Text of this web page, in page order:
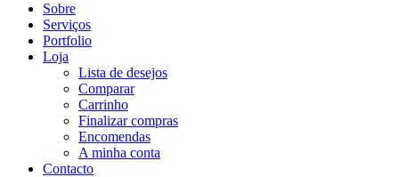
Sobre
Serviços
Portfolio
Loja
Lista de desejos
Comparar
Carrinho
Finalizar compras
Encomendas
A minha conta
Contacto